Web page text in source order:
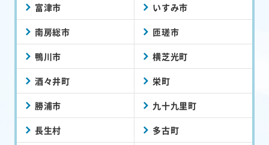
富津市 いすみ市
南房総市 匝瑳市
鴨川市 横芝光町
酒々井町 栄町
勝浦市 九十九里町
長生村 多古町